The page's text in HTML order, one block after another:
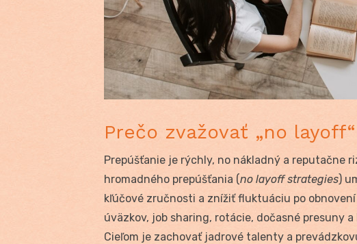
Prečo zvažovať „no
Prepúšťanie je rýchly, no nákladný a reputačne
hromadného prepúšťania (no layoff strategies)
kľúčové zručnosti a znížiť fluktuáciu po
úväzkov, job sharing, rotácie, dočasné presuny
Cieľom je zachovať jadrové talenty a